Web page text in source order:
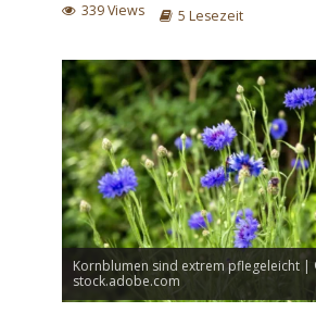
339 Views 5 Lesezeit
Kornblumen sind extrem pflegeleicht |
stock.adobe.com